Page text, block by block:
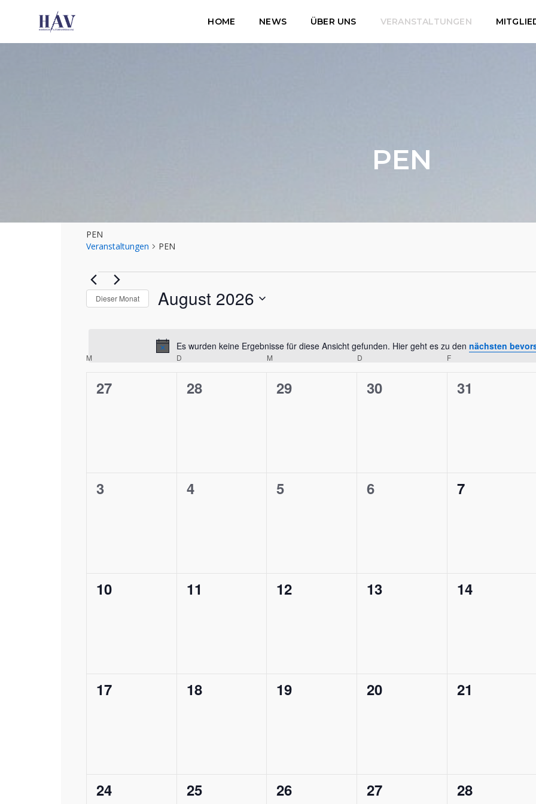
HOME NEWS ÜBER UNS VERANSTALTUNGEN
PEN
PEN
Veranstaltungen
PEN
Veranstaltungen
Hinweis
Es wurden keine Ergebnisse für diese Ansicht gefunden. Hier geht es zu den nächsten
Dieser Monat August 2026
Kalender
von
M D M D F
0
27
0
28
0
29
0
30
0
31
0
3
0
4
0
5
0
6
0
7
0
10
0
11
0
12
0
13
0
14
0
17
0
18
0
19
0
20
0
21
0
24
0
25
0
26
0
27
0
28